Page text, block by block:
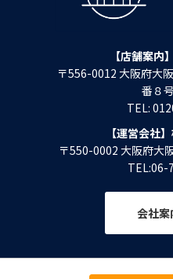
【店舗案内
〒556-0012 大阪府大
番８
TEL:
【運営会社
〒550-0002 大阪府大
TEL:06-
会社案